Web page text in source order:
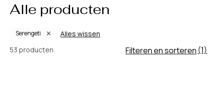
Alle producten
Serengeti
Alles wissen
53 producten
Filteren en sorteren (1)